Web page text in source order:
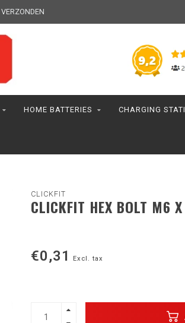
HOME BATTERIES CHARGING
CLICKFIT
CLICKFIT HEX BOLT M6
€0,31 Excl. tax